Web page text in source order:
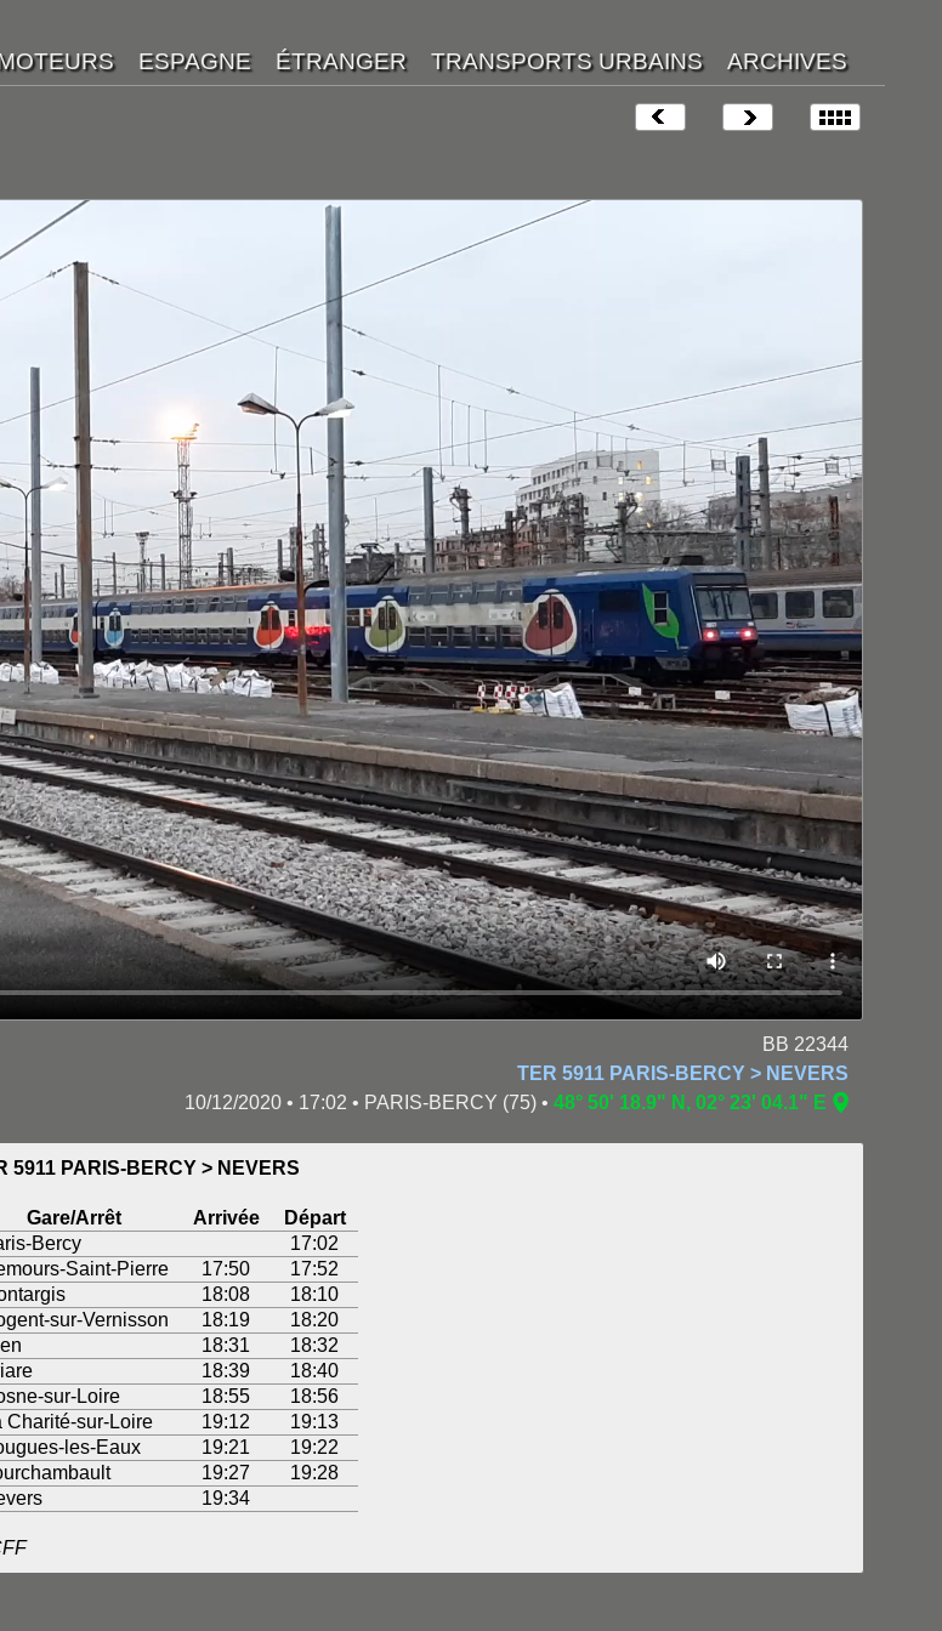
BB 22344
TER 5911 PARIS-BERCY > NEVERS
10/12/2020 • 17:02 • PARIS-BERCY (75) • 48° 50' 18.9" N, 02° 23' 04.1" E
5911 PARIS-BERCY > NEVERS
Gare/Arrêt Arrivée
Départ
Bercy
17:02
Saint-Pierre 17:50
17:52
18:08
18:10
sur-Vernisson 18:19
18:20
18:31
18:32
18:39
18:40
sur-Loire 18:55
18:56
Charité-sur-Loire 19:12
19:13
les-Eaux 19:21
19:22
19:27
19:28
19:34